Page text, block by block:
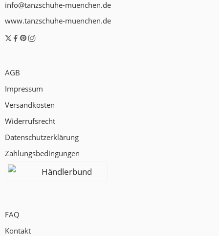
info@tanzschuhe-muenchen.de
www.tanzschuhe-muenchen.de
AGB
Impressum
Versandkosten
Widerrufsrecht
Datenschutzerklärung
Zahlungsbedingungen
Händlerbund
FAQ
Kontakt